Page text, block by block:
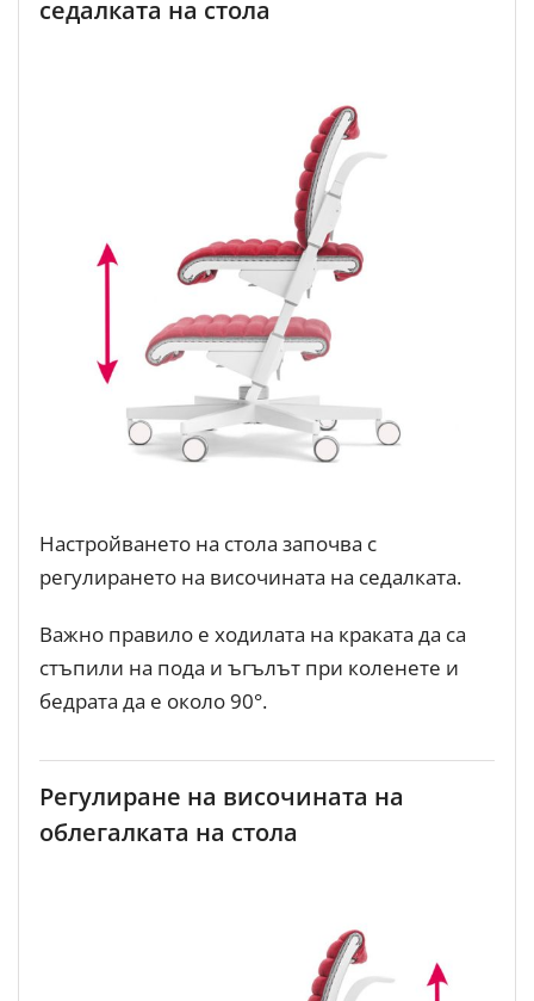
седалката на стола
Настройването на стола започва с
регулирането на височината на седалката.
Важно правило е ходилата на краката да са
стъпили на пода и ъгълът при коленете и
бедрата да е около 90°.
Регулиране на височината на
облегалката на стола